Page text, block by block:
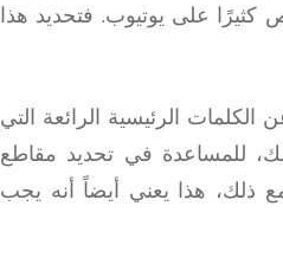
كثيرًا على يوتيوب. فتحديد هذا
الرئيسية الرائعة التي
للمساعدة في تحديد مقاطع
ذلك، هذا يعني أيضاً أنه يجب